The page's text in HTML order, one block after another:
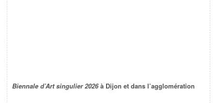
Biennale d’Art singulier 2026à Dijon et dans l’agglomération